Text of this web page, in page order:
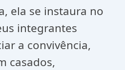
ela se instaura no
integrantes
a convivência,
casados,